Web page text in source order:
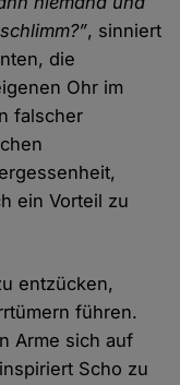
, sinniert
die
Ohr im
falscher
ein Vorteil zu
entzücken,
führen.
Arme sich auf
Scho zu